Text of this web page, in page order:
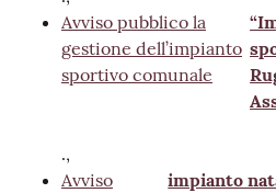
Avviso pubblico la
gestione dell’impianto
sportivo comunale
.,
Avviso
impianto